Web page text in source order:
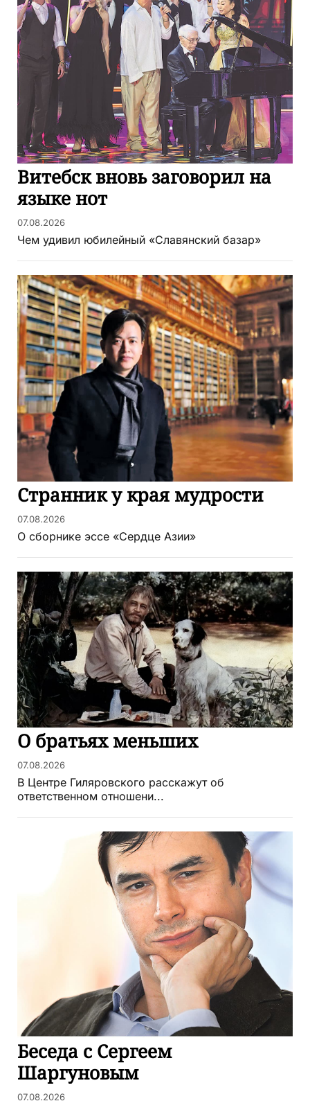
Витебск вновь заговорил на
языке нот
07.08.2026
Чем удивил юбилейный «Славянский базар»
Странник у края мудрости
07.08.2026
О сборнике эссе «Сердце Азии»
О братьях меньших
07.08.2026
В Центре Гиляровского расскажут об
ответственном отношени...
Беседа с Сергеем
Шаргуновым
07.08.2026